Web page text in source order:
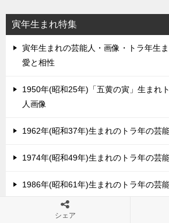
寅年生まれ特集
寅年生まれの芸能人・画像・トラ年生
愛と相性
1950年(昭和25年)「五黄の寅」生まれ
人画像
1962年(昭和37年)生まれのトラ年の芸
1974年(昭和49年)生まれのトラ年の芸
1986年(昭和61年)生まれのトラ年の芸
1998年(平成10年)生まれのトラ年の芸
シェア